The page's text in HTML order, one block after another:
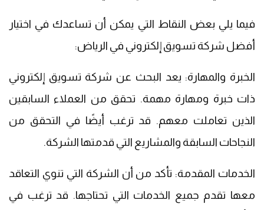
فيما يلي بعض النقاط التي يمكن أن تساعدك في اختيار
أفضل شركة تسويق إلكتروني في الرياض:
الخبرة والمهارة: يعد البحث عن شركة تسويق إلكتروني
ذات خبرة ومهارة مهمة. تحقق من العملاء السابقين
الذين تعاملت معهم. قد ترغب أيضًا في التحقق من
النجاحات السابقة والمشاريع التي قدمتها الشركة.
الخدمات المقدمة: تأكد من أن الشركة التي تنوي التعاقد
معها تقدم جميع الخدمات التي تحتاجها. قد ترغب في